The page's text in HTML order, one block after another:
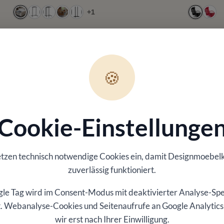
+1
Marken – seit 1937.
– bewusst kuratiert für
Individuelle
Wohnlösungen
Einrichtungsideen passend zu
Anforderungen.
🍪
technisch notwendige Cookies ein, damit
zuverlässig funktioniert.
Tag wird im Consent-Modus mit deaktivierter Analyse-
Webanalyse-Cookies und Seitenaufrufe an Google
wir erst nach Ihrer Einwilligung.